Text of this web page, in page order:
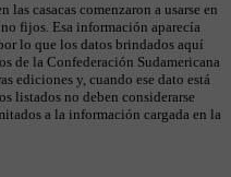
las casacas comenzaron a usarse en
fijos. Esa información aparecía
lo que los datos brindados aquí
de la Confederación Sudamericana
ediciones y, cuando ese dato está
listados no deben considerarse
a la información cargada en la